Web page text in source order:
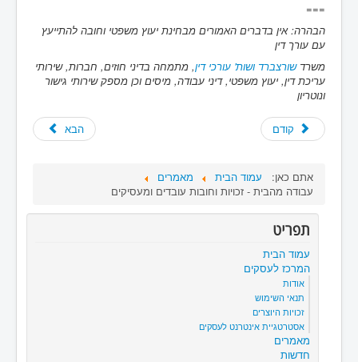
===
הבהרה: אין בדברים האמורים מבחינת יעוץ משפטי וחובה להתייעץ
עם עורך דין
משרדשורצברד ושות' עורכי דין, מתמחה בדיני חוזים, חברות, שירותי
עריכת דין, יעוץ משפטי, דיני עבודה, מיסים וכן מספק שירותי גישור
ונוטריון
קודם הבא
אתם כאן: עמוד הבית
מאמרים
עבודה מהבית - זכויות וחובות עובדים ומעסיקים
תפריט
עמוד הבית
המרכז לעסקים
אודות
תנאי השימוש
זכויות היוצרים
אסטרטגיית אינטרנט לעסקים
מאמרים
חדשות